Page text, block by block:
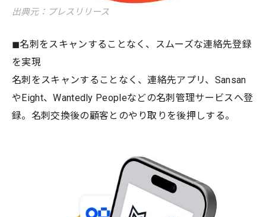
出典元：プレスリリース
◼︎名刺をスキャンすることなく、スムーズな連絡先登録
を実現
名刺をスキャンすることなく、連絡先アプリ、Sansan
やEight、Wantedly Peopleなどの名刺管理サービスへ登
録。名刺交換後の顧客とのやり取りを後押しする。